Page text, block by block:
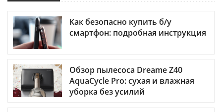
Как безопасно купить б/у
смартфон: подробная инструкция
Обзор пылесоса Dreame Z40
AquaCycle Pro: сухая и влажная
уборка без усилий